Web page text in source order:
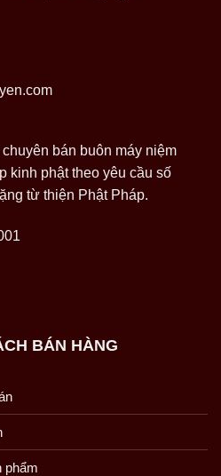
bán buôn máy niệm
kinh phật theo yêu cầu số
từ thiện Phật Pháp.
BÁN HÀNG
phẩm